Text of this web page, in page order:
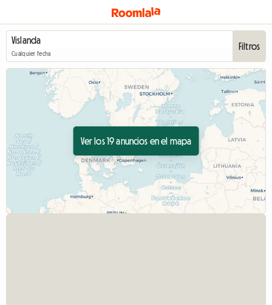
Cualquier fecha
Filtros
Ver los 19 anuncios en el mapa